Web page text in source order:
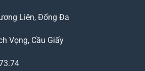
Liên, Đống Đa
Vọng, Cầu Giấy